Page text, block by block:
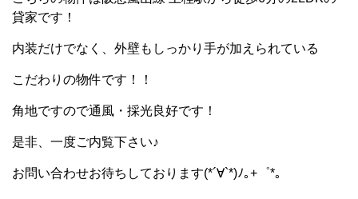
貸家です！
内装だけでなく、外壁もしっかり手が加えられている
こだわりの物件です！！
角地ですので通風・採光良好です！
是非、一度ご内覧下さい♪
お問い合わせお待ちしております(*´∀`*)ﾉ｡+゜*｡